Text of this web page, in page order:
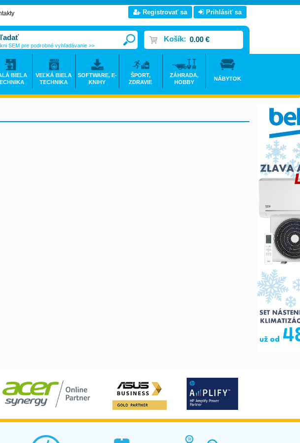
Registrovať sa Prihlásiť sa
Košík: 0.00 €
SEM pre podrobné vyhľadávanie >>
BIELA
VEĽKÁ BIELA
TECHNIKA
SOFTWARE, E-
KNIHY
ŠPORT,
ZDRAVIE
ZÁHRADA,
HOBBY
NÁBYTOK